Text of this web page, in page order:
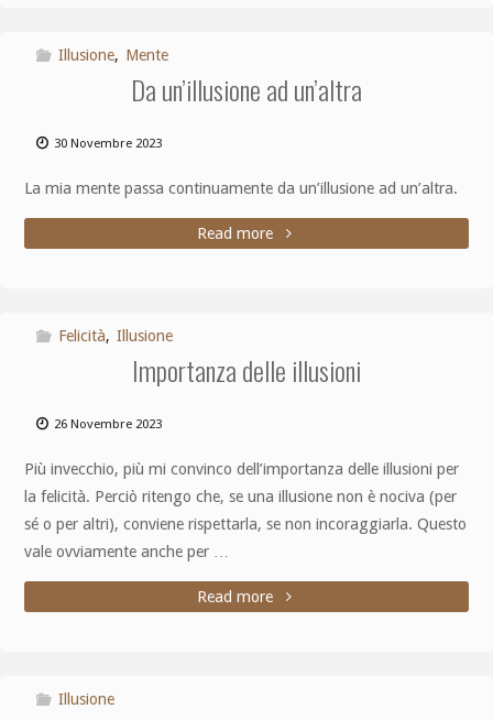
Illusione, Mente
Da un’illusione ad un’altra
30 Novembre 2023
La mia mente passa continuamente da un’illusione ad un’altra.
Read more
Felicità, Illusione
Importanza delle illusioni
26 Novembre 2023
Più invecchio, più mi convinco dell’importanza delle illusioni per
la felicità. Perciò ritengo che, se una illusione non è nociva (per
sé o per altri), conviene rispettarla, se non incoraggiarla. Questo
vale ovviamente anche per …
Read more
Illusione